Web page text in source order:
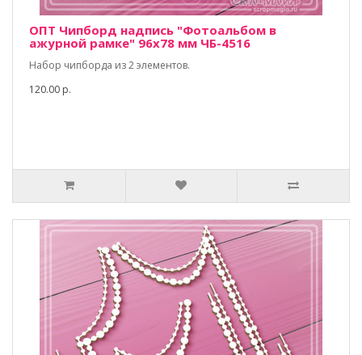
ОПТ Чипборд надпись "Фотоальбом в
ажурной рамке" 96х78 мм ЧБ-4516
Набор чипборда из 2 элементов.
120.00 р.